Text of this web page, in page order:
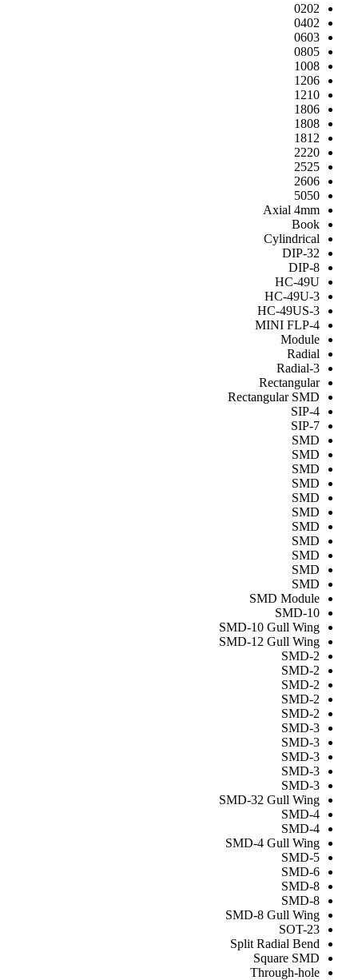
0202
0402
0603
0805
1008
1206
1210
1806
1808
1812
2220
2525
2606
5050
Axial 4mm
Book
Cylindrical
DIP-32
DIP-8
HC-49U
HC-49U-3
HC-49US-3
MINI FLP-4
Module
Radial
Radial-3
Rectangular
Rectangular SMD
SIP-4
SIP-7
SMD
SMD
SMD
SMD
SMD
SMD
SMD
SMD
SMD
SMD
SMD
SMD Module
SMD-10
SMD-10 Gull Wing
SMD-12 Gull Wing
SMD-2
SMD-2
SMD-2
SMD-2
SMD-2
SMD-3
SMD-3
SMD-3
SMD-3
SMD-3
SMD-32 Gull Wing
SMD-4
SMD-4
SMD-4 Gull Wing
SMD-5
SMD-6
SMD-8
SMD-8
SMD-8 Gull Wing
SOT-23
Split Radial Bend
Square SMD
Through-hole